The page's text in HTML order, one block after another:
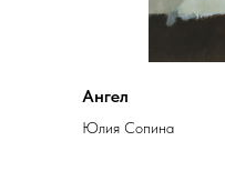
Ангел
Юлия Сопина